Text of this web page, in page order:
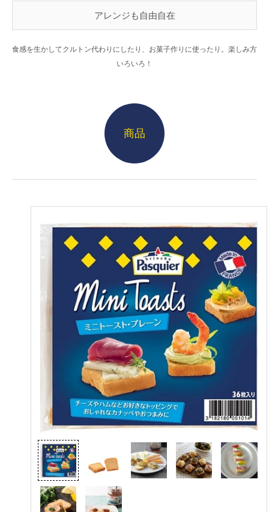
アレンジも自由自在
食感を生かしてクルトン代わりにしたり、お菓子作りに使ったり。楽しみ方
いろいろ！
商品